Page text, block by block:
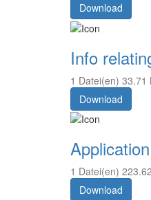
Download
Info
1 Datei(en) 33.71
Download
1 Datei(en)
Download